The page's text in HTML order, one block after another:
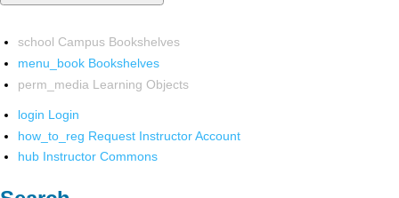
school Campus Bookshelves
menu_book Bookshelves
perm_media Learning Objects
login Login
how_to_reg Request Instructor Account
hub Instructor Commons